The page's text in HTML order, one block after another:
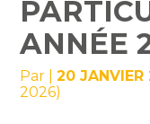
ANNÉE
Par |20 JANVIER
2026)